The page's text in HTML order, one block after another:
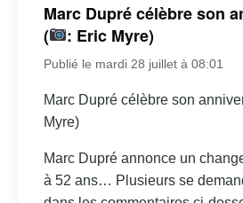
Marc Dupré célèbre son
(
: Eric Myre)
Publié le mardi 28 juillet à 08:01
Marc Dupré célèbre son
Myre)
Marc Dupré annonce un
à 52 ans… Plusieurs se